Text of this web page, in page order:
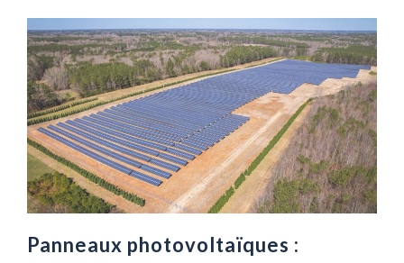
c
t
i
o
n
é
l
e
c
t
o
p
o
s
É
o
l
i
e
n
e
Panneaux photovoltaïques :